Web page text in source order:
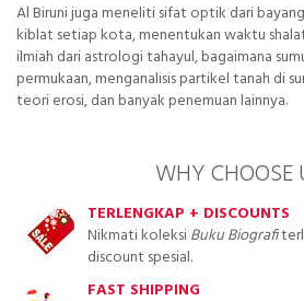
Al Biruni juga meneliti sifat optik dari
kiblat setiap kota, menentukan waktu
ilmiah dari astrologi tahayul, bagaimana
permukaan, menganalisis partikel tanah di
teori erosi, dan banyak penemuan lainnya.
WHY CHOOSE
TERLENGKAP + DISCOUNTS
Nikmati koleksiBuku Biografi
discount spesial.
FAST SHIPPING